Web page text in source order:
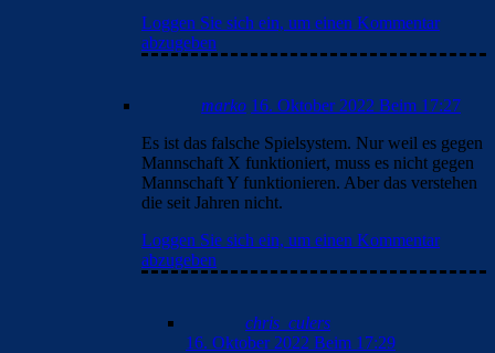
Loggen Sie sich ein, um einen Kommentar
abzugeben
marko 16. Oktober 2022 Beim 17:27
Es ist das falsche Spielsystem. Nur weil es gegen
Mannschaft X funktioniert, muss es nicht gegen
Mannschaft Y funktionieren. Aber das verstehen
die seit Jahren nicht.
Loggen Sie sich ein, um einen Kommentar
abzugeben
chris_culers
16. Oktober 2022 Beim 17:29